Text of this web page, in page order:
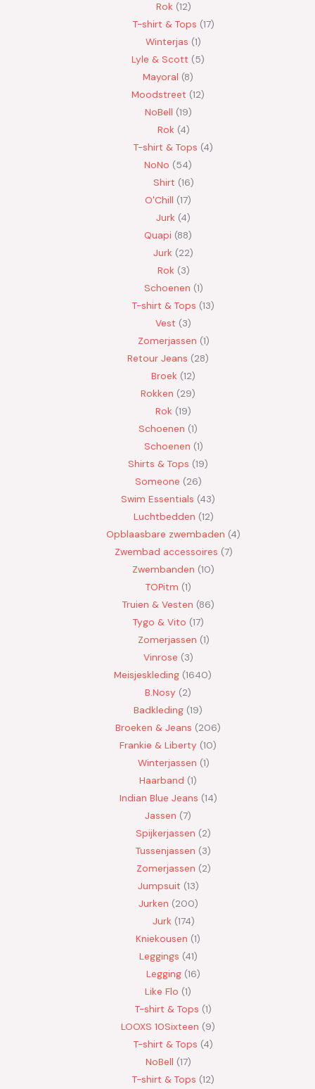
Rok 12
T-shirt & Tops 17
Winterjas 1
Lyle & Scott
5
Mayoral 8
Moodstreet 12
NoBell 19
Rok 4
T-shirt & Tops 4
NoNo
54
Shirt 16
O'Chill 17
Jurk 4
Quapi 88
Jurk 22
Rok 3
Schoenen 1
T-shirt & Tops 13
Vest
3
Zomerjassen 1
Retour Jeans
28
Broek 12
Rokken
29
Rok 19
Schoenen 1
Schoenen 1
Shirts & Tops 19
Someone 26
Swim Essentials 43
Luchtbedden 12
Opblaasbare zwembaden 4
Zwembad accessoires 7
Zwembanden 10
TOPitm 1
Truien & Vesten 86
Tygo & Vito 17
Zomerjassen 1
Vinrose 3
Meisjeskleding 1640
B.Nosy
2
Badkleding 19
Broeken & Jeans
206
Frankie & Liberty 10
Winterjassen 1
Haarband 1
Indian Blue Jeans 14
Jassen 7
Spijkerjassen
2
Tussenjassen
3
Zomerjassen 2
Jumpsuit 13
Jurken 200
Jurk 174
Kniekousen 1
Leggings 41
Legging 16
Like Flo 1
T-shirt & Tops 1
LOOXS 10Sixteen
9
T-shirt & Tops 4
NoBell 17
T-shirt & Tops 12